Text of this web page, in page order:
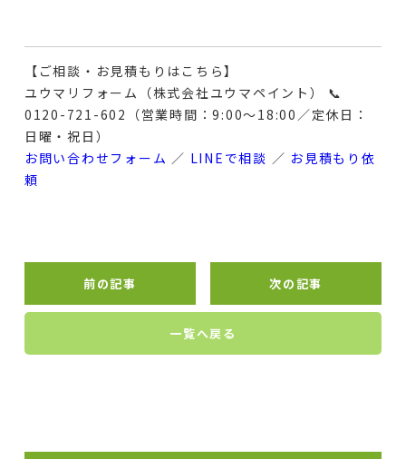
【ご相談・お見積もりはこちら】
ユウマリフォーム（株式会社ユウマペイント） 📞
0120-721-602（営業時間：9:00〜18:00／定休日：
日曜・祝日）
お問い合わせフォーム ／ LINEで相談 ／ お見積もり依
頼
前の記事 次の記事
一覧へ戻る